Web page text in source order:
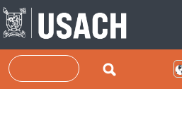
Skip to main content
Search